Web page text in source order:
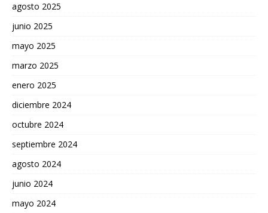
agosto 2025
junio 2025
mayo 2025
marzo 2025
enero 2025
diciembre 2024
octubre 2024
septiembre 2024
agosto 2024
junio 2024
mayo 2024